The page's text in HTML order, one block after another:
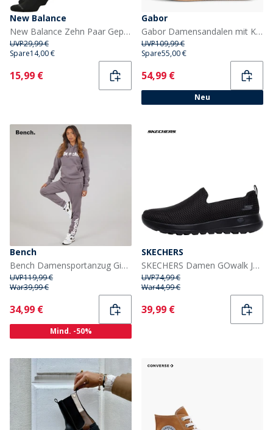
New Balance
New Balance Zehn Paar Gepolsterte Socken Crew Schwarz
UVP29,99 €
Spare14,00 €
Current
15,99 €
Gabor
Gabor Damensandalen mit Keilabsatz Gold
UVP109,99 €
Spare55,00 €
Current
54,99 €
Neu
Bench
Bench Damensportanzug Gianina Anthrazit
UVP119,99 €
War39,99 €
Current
34,99 €
Mind. -50%
SKECHERS
SKECHERS Damen GOwalk Joy Sneaker Schwarz/Schwarz
UVP74,99 €
War44,99 €
Current
39,99 €